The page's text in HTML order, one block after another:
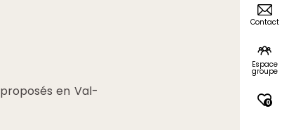
Contact
Espace
groupe
0
proposés en Val-